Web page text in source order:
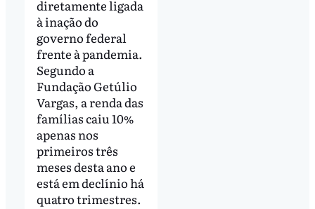
diretamente ligada
à inação do
governo federal
frente à pandemia.
Segundo a
Fundação Getúlio
Vargas, a renda das
famílias caiu 10%
apenas nos
primeiros três
meses desta ano e
está em declínio há
quatro trimestres.